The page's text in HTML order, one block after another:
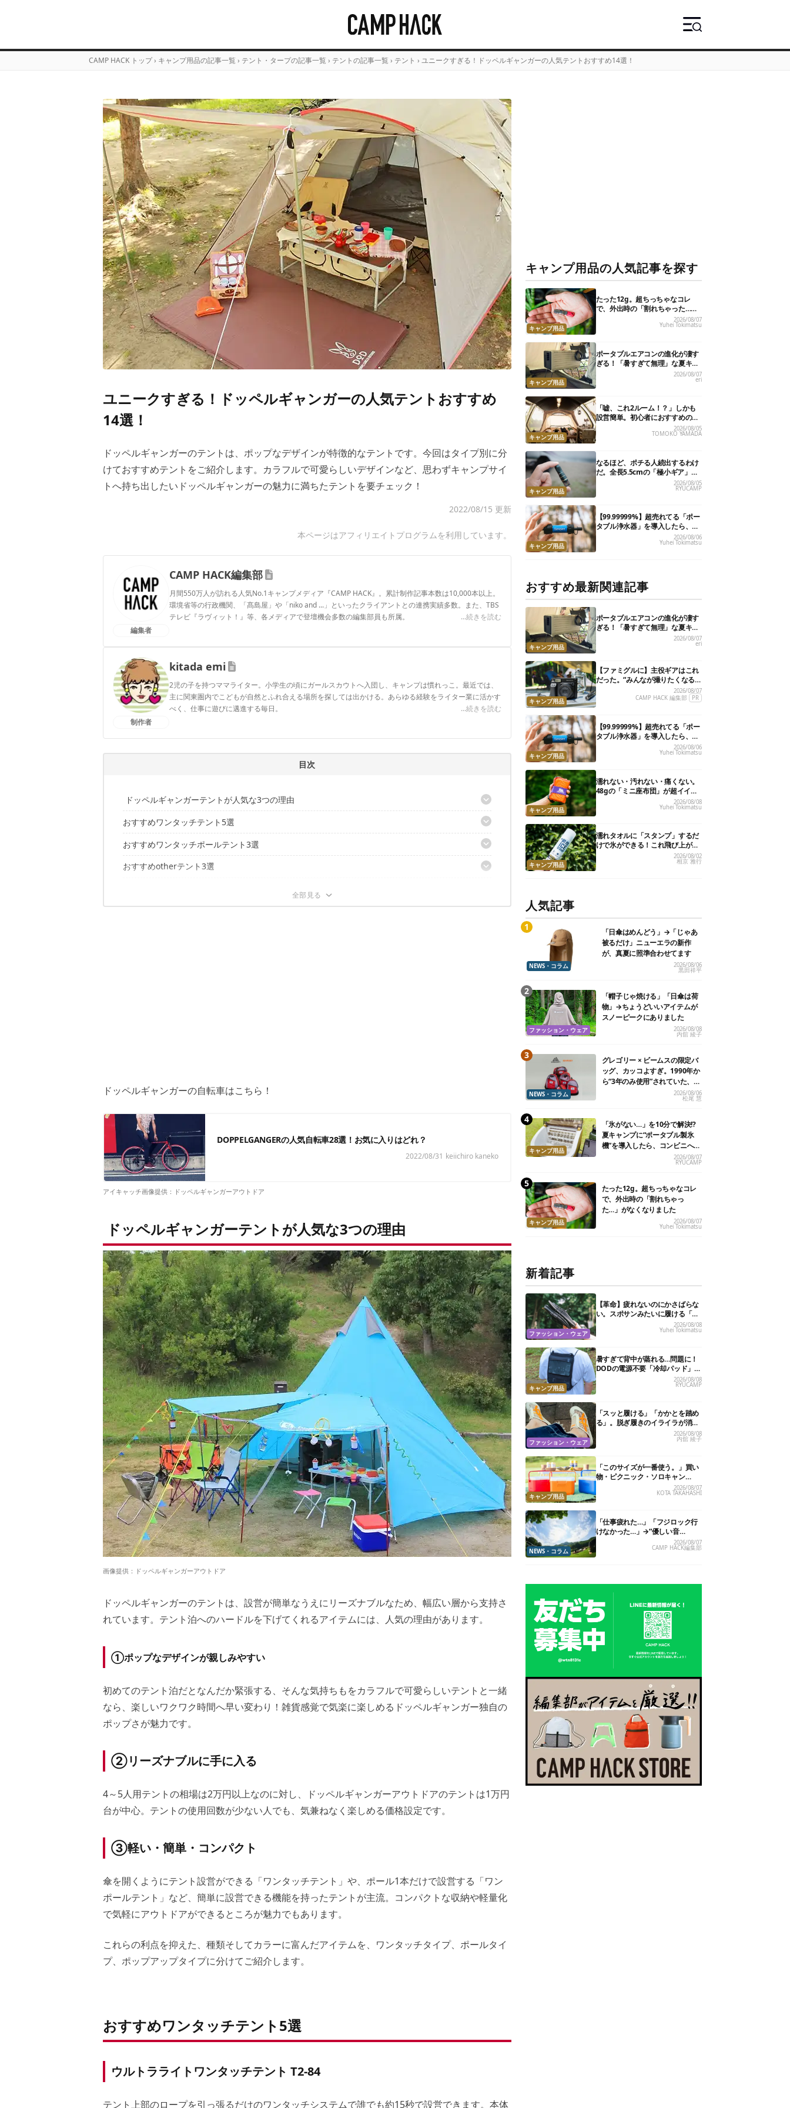
CAMP HACK トップ › キャンプ用品の記事一覧 › テント・タープの記事一覧 › テントの記事一覧 › テント › ユニークすぎる！ドッペルギャンガーの人気テントおすすめ14選！
ユニークすぎる！ドッペルギャンガーの人気テントおすすめ
14選！
ドッペルギャンガーのテントは、ポップなデザインが特徴的なテントです。今回はタイプ別に分
けておすすめテントをご紹介します。カラフルで可愛らしいデザインなど、思わずキャンプサイ
トへ持ち出したいドッペルギャンガーの魅力に満ちたテントを要チェック！
2022/08/15 更新
本ページはアフィリエイトプログラムを利用しています。
編集者
CAMP HACK編集部
月間550万人が訪れる人気No.1キャンプメディア『CAMP HACK』。累計制作記事本数は10,000本以上。
環境省等の行政機関、「髙島屋」や「niko and ...」といったクライアントとの連携実績多数。また、TBS
テレビ『ラヴィット！』等、各メディアで登壇機会多数の編集部員も所属。
...続きを読む
制作者
kitada emi
2児の子を持つママライター。小学生の頃にガールスカウトへ入団し、キャンプは慣れっこ。最近では、
主に関東圏内でこどもが自然とふれ合える場所を探しては出かける。あらゆる経験をライター業に活かす
べく、仕事に遊びに邁進する毎日。
...続きを読む
目次
ドッペルギャンガーテントが人気な3つの理由
①ポップなデザインが親しみやすい
③軽い・簡単・コンパクト
おすすめワンタッチテント5選
ウルトラライトワンタッチテント T2-84
ワンタッチテント T3-30
ビッグストレージワンタッチテントT3-106
おすすめワンタッチポールテント3選
ワガサテント T3-208
おすすめotherテント3選
ウルトラライトリラックステント T2-165
ドッペルギャンガーアウトドアのテントは設営方法や人数で選ぶ
ドッペルギャンガーの自転車はこちら！
DOPPELGANGERの人気自転車28選！お気に入りはどれ？
2022/08/31 keiichiro kaneko
アイキャッチ画像提供：ドッペルギャンガーアウトドア
ドッペルギャンガーテントが人気な3つの理由
画像提供：ドッペルギャンガーアウトドア
ドッペルギャンガーのテントは、設営が簡単なうえにリーズナブルなため、幅広い層から支持さ
れています。テント泊へのハードルを下げてくれるアイテムには、人気の理由があります。
①ポップなデザインが親しみやすい
初めてのテント泊だとなんだか緊張する、そんな気持ちもをカラフルで可愛らしいテントと一緒
なら、楽しいワクワク時間へ早い変わり！雑貨感覚で気楽に楽しめるドッペルギャンガー独自の
ポップさが魅力です。
②リーズナブルに手に入る
4～5人用テントの相場は2万円以上なのに対し、ドッペルギャンガーアウトドアのテントは1万円
台が中心。テントの使用回数が少ない人でも、気兼ねなく楽しめる価格設定です。
③軽い・簡単・コンパクト
傘を開くようにテント設営ができる「ワンタッチテント」や、ポール1本だけで設営する「ワン
ポールテント」など、簡単に設営できる機能を持ったテントが主流。コンパクトな収納や軽量化
で気軽にアウトドアができるところが魅力でもあります。
これらの利点を抑えた、種類そしてカラーに富んだアイテムを、ワンタッチタイプ、ポールタイ
プ、ポップアップタイプに分けてご紹介します。
おすすめワンタッチテント5選
ウルトラライトワンタッチテント T2-84
テント上部のロープを引っ張るだけのワンタッチシステムで誰でも約15秒で設営できます。本体
キャンプ用品の人気記事を探す
キャンプ用品
たった12g。超ちっちゃなコレ
で、外出時の「割れちゃった…」
2026/08/07
Yuhei Tokimatsu
キャンプ用品
ポータブルエアコンの進化が凄す
ぎる！「暑すぎて無理」な夏キャ
ンプを激変させる最新5選2026/08/07
eri
キャンプ用品
「嘘、これ2ルーム！？」しかも
設営簡単。初心者におすすめの最
新“おしゃれ広々テント”7選2026/08/05
TOMOKO YAMADA
キャンプ用品
なるほど、ポチる人続出するわけ
だ。全長5.5cmの「極小ギア」を
使って分かったほんとの魅力2026/08/05
RYUCAMP
キャンプ用品
【99.99999%】超売れてる「ポー
タブル浄水器」を導入したら、防
災が明確に自分ごと化した2026/08/06
Yuhei Tokimatsu
おすすめ最新関連記事
キャンプ用品
ポータブルエアコンの進化が凄す
ぎる！「暑すぎて無理」な夏キャ
ンプを激変させる最新5選2026/08/07
eri
キャンプ用品
【ファミグルに】主役ギアはこれ
だった。“みんなが撮りたくなる
カメラ”が楽しすぎる！
2026/08/07
CAMP HACK 編集部
PR
キャンプ用品
【99.99999%】超売れてる「ポー
タブル浄水器」を導入したら、防
災が明確に自分ごと化した2026/08/06
Yuhei Tokimatsu
キャンプ用品
濡れない・汚れない・痛くない。
48gの「ミニ座布団」が超イイ具
合
2026/08/08
Yuhei Tokimatsu
キャンプ用品
濡れタオルに「スタンプ」するだ
けで氷ができる！これ飛び上がる
くらい涼しくて最高だった2026/08/02
相京 雅行
人気記事
NEWS・コラム
「日傘はめんどう」→「じゃあ
被るだけ」ニューエラの新作
が、真夏に照準合わせてます
2026/08/06
黒田祥平
ファッション・ウェア
「帽子じゃ焼ける」「日傘は荷
物」→ちょうどいいアイテムが
スノーピークにありました
2026/08/08
内舘 綾子
NEWS・コラム
グレゴリー × ビームスの限定バ
ッグ、カッコよすぎ。1990年か
ら“3年のみ使用”されていた、紫
2026/08/06
松尾 慧
キャンプ用品
「氷がない…」を10分で解決!?
夏キャンプに“ポータブル製氷
機”を導入したら、コンビニへ走
2026/08/07
RYUCAMP
キャンプ用品
たった12g。超ちっちゃなコレ
で、外出時の「割れちゃっ
た…」がなくなりました
2026/08/07
Yuhei Tokimatsu
新着記事
ファッション・ウェア
【革命】疲れないのにかさばらな
い。スポサンみたいに履ける「リ
カバリーサンダル」が大本命！
2026/08/08
Yuhei Tokimatsu
キャンプ用品
暑すぎて背中が蒸れる…問題に！
DODの電源不要「冷却パッド」を
試したら、夏の移動がラクになっ
た
2026/08/08
RYUCAMP
ファッション・ウェア
「スッと履ける」「かかとを踏め
る」。脱ぎ履きのイライラが消え
る快適“スニーカーサンダル”6選
2026/08/08
内舘 綾子
キャンプ用品
「このサイズが一番使う。」買い
物・ピクニック・ソロキャン
に“ちょうどいい”小型クーラーボ
ックス13選
2026/08/07
KOTA TAKAHASHI
NEWS・コラム
「仕事疲れた…」「フジロック行
けなかった…」→“優しい音
楽”と“大きな自然”で治癒。まだ間
に合います。
2026/08/07
CAMP HACK編集部